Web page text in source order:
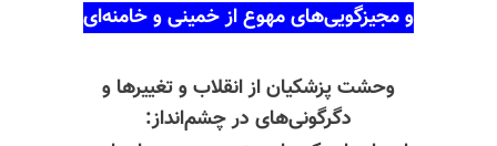
و مجیزگویی‌های مهوع از خمینی و خامنه‌ای
وحشت پزشکیان از انقلاب و تغییرها و
دگرگونی‌های در چشم‌انداز: